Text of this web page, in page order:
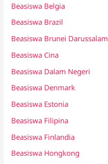
Beasiswa Belgia
Beasiswa Brazil
Beasiswa Brunei Darussalam
Beasiswa Cina
Beasiswa Dalam Negeri
Beasiswa Denmark
Beasiswa Estonia
Beasiswa Filipina
Beasiswa Finlandia
Beasiswa Hongkong